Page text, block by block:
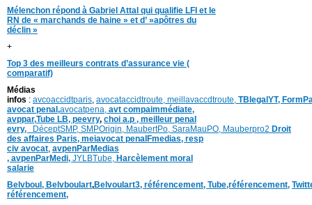
Mélenchon répond à Gabriel Attal qui qualifie LFI et le
RN de « marchands de haine » et d’ »apôtres du
déclin »
+
Top 3 des meilleurs contrats d’assurance vie (
comparatif)
Médias
infos : avcoaccidtparis avocataccidtroute, meillavaccdtroute, TBlegalYT,
avocat penal,avocatpena, avt compaimmédiate,
avppar,Tube LB, peevry, choi a.p , meilleur penal
evry, DéceptSMP, SMPOrigin, MaubertPo, SaraMauPO, Mauberpro2 Droit
des affaires Paris, meiavocat penalFmedias, resp
civ avocat avpenParMedias
, avpenParMedi, JYLBTube, Harcèlement moral
salarie
Belvboul, Belvboulart,Belvoulart3, référencement, Tube,référencement,
référencement,